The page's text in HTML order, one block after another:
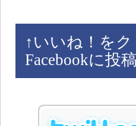
↑ いいね！を
Facebookに投